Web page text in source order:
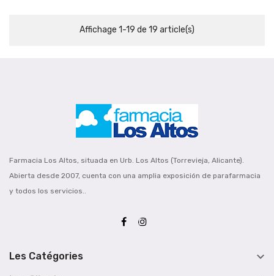
Affichage 1-19 de 19 article(s)
Farmacia Los Altos, situada en Urb. Los Altos (Torrevieja, Alicante).
Abierta desde 2007, cuenta con una amplia exposición de parafarmacia
y todos los servicios..
Les Catégories 